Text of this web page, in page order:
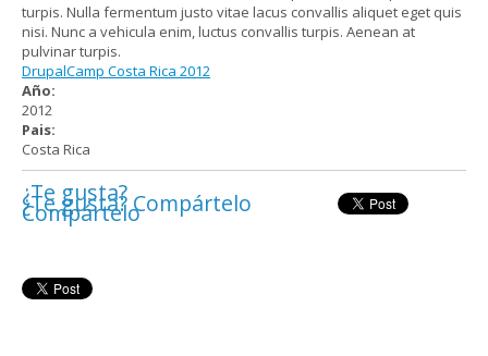
turpis. Nulla fermentum justo vitae lacus convallis aliquet eget quis
nisi. Nunc a vehicula enim, luctus convallis turpis. Aenean at
pulvinar turpis.
DrupalCamp Costa Rica 2012
Año:
2012
Pais:
Costa Rica
¿Te gusta?
Compártelo
¿Te gusta? Compártelo